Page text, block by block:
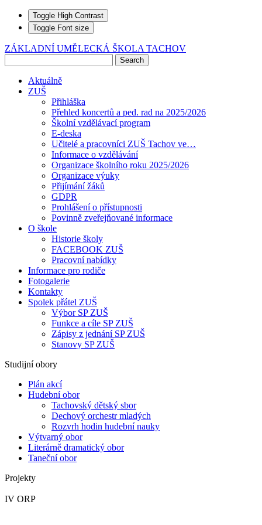
Toggle High Contrast
Toggle Font size
ZÁKLADNÍ UMĚLECKÁ ŠKOLA TACHOV
Aktuálně
ZUŠ
Přihláška
Přehled koncertů a ped. rad na 2025/2026
Školní vzdělávací program
E-deska
Učitelé a pracovníci ZUŠ Tachov ve…
Informace o vzdělávání
Organizace školního roku 2025/2026
Organizace výuky
Přijímání žáků
GDPR
Prohlášení o přístupnosti
Povinně zveřejňované informace
O škole
Historie školy
FACEBOOK ZUŠ
Pracovní nabídky
Informace pro rodiče
Fotogalerie
Kontakty
Spolek přátel ZUŠ
Výbor SP ZUŠ
Funkce a cíle SP ZUŠ
Zápisy z jednání SP ZUŠ
Stanovy SP ZUŠ
Studijní obory
Plán akcí
Hudební obor
Tachovský dětský sbor
Dechový orchestr mladých
Rozvrh hodin hudební nauky
Výtvarný obor
Literárně dramatický obor
Taneční obor
Projekty
IV ORP